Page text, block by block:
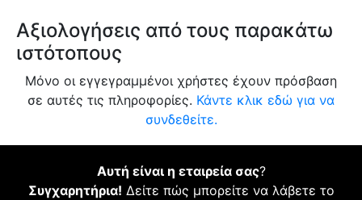
Αξιολογήσεις από τους παρακάτω
ιστότοπους
Μόνο οι εγγεγραμμένοι χρήστες έχουν πρόσβαση
σε αυτές τις πληροφορίες. Κάντε κλικ εδώ για να
συνδεθείτε.
Αυτή είναι η εταιρεία σας?
Συγχαρητήρια! Δείτε πώς μπορείτε να λάβετε το